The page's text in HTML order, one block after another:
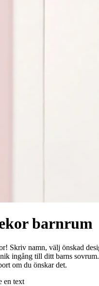
barnrum
Skriv namn, välj önskad
ingång till ditt barns
om du önskar det.
en text